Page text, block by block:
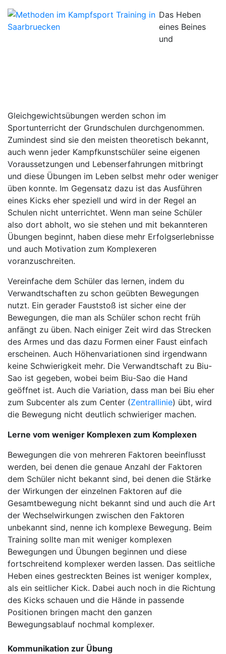
Das Heben
eines Beines
und
Gleichgewichtsübungen werden schon im
Sportunterricht der Grundschulen durchgenommen.
Zumindest sind sie den meisten theoretisch bekannt,
auch wenn jeder Kampfkunstschüler seine eigenen
Voraussetzungen und Lebenserfahrungen mitbringt
und diese Übungen im Leben selbst mehr oder weniger
üben konnte. Im Gegensatz dazu ist das Ausführen
eines Kicks eher speziell und wird in der Regel an
Schulen nicht unterrichtet. Wenn man seine Schüler
also dort abholt, wo sie stehen und mit bekannteren
Übungen beginnt, haben diese mehr Erfolgserlebnisse
und auch Motivation zum Komplexeren
voranzuschreiten.
Vereinfache dem Schüler das lernen, indem du
Verwandtschaften zu schon geübten Bewegungen
nutzt. Ein gerader Fauststoß ist sicher eine der
Bewegungen, die man als Schüler schon recht früh
anfängt zu üben. Nach einiger Zeit wird das Strecken
des Armes und das dazu Formen einer Faust einfach
erscheinen. Auch Höhenvariationen sind irgendwann
keine Schwierigkeit mehr. Die Verwandtschaft zu Biu-
Sao ist gegeben, wobei beim Biu-Sao die Hand
geöffnet ist. Auch die Variation, dass man bei Biu eher
zum Subcenter als zum Center (Zentrallinie) übt, wird
die Bewegung nicht deutlich schwieriger machen.
Lerne vom weniger Komplexen zum Komplexen
Bewegungen die von mehreren Faktoren beeinflusst
werden, bei denen die genaue Anzahl der Faktoren
dem Schüler nicht bekannt sind, bei denen die Stärke
der Wirkungen der einzelnen Faktoren auf die
Gesamtbewegung nicht bekannt sind und auch die Art
der Wechselwirkungen zwischen den Faktoren
unbekannt sind, nenne ich komplexe Bewegung. Beim
Training sollte man mit weniger komplexen
Bewegungen und Übungen beginnen und diese
fortschreitend komplexer werden lassen. Das seitliche
Heben eines gestreckten Beines ist weniger komplex,
als ein seitlicher Kick. Dabei auch noch in die Richtung
des Kicks schauen und die Hände in passende
Positionen bringen macht den ganzen
Bewegungsablauf nochmal komplexer.
Kommunikation zur Übung